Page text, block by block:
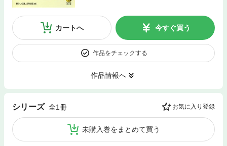
カートへ 今すぐ買う
作品をチェックする
作品情報へ
シリーズ 全1冊 お気に入り登録
未購入巻をまとめて買う